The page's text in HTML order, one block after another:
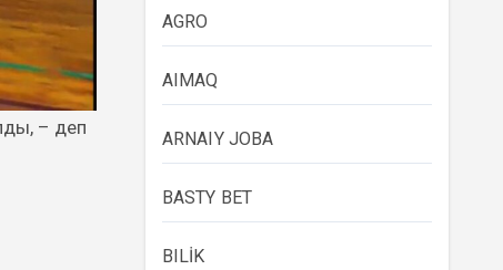
AGRO
AIMAQ
ARNAIY JOBA
BASTY BET
BILİK